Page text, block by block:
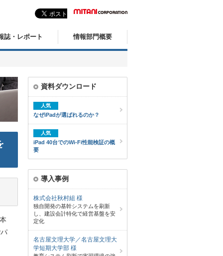
誌・レポート 情報部門概要
資料ダウンロード
人気
なぜiPadが選ばれるのか？
人気
iPad 40台でのWi-Fi性能検証の概
要
導入事例
株式会社秋村組 様
独自開発の基幹システムを刷新
し、建設会計特化で経営基盤を安
定化
名古屋文理大学／名古屋文理大
学短期大学部 様